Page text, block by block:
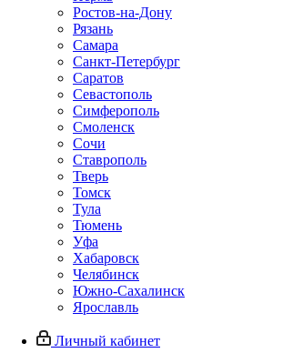
Ростов-на-Дону
Рязань
Самара
Санкт-Петербург
Саратов
Севастополь
Симферополь
Смоленск
Сочи
Ставрополь
Тверь
Томск
Тула
Тюмень
Уфа
Хабаровск
Челябинск
Южно-Сахалинск
Ярославль
Личный кабинет